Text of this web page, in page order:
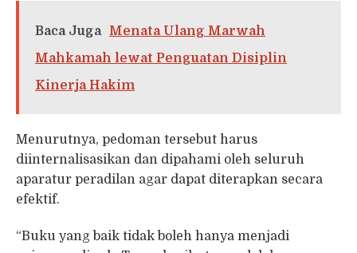
Baca Juga
Menata Ulang Marwah
Mahkamah lewat Penguatan Disiplin
Kinerja Hakim
Menurutnya, pedoman tersebut harus
diinternalisasikan dan dipahami oleh seluruh
aparatur peradilan agar dapat diterapkan secara
efektif.
“Buku yang baik tidak boleh hanya menjadi